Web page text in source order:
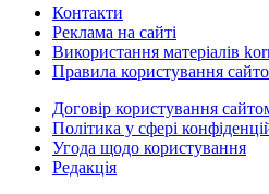
Контакти
Реклама на сайті
Використання матеріалів
Правила користування
Договір користування
Політика у сфері
Угода щодо користування
Редакція